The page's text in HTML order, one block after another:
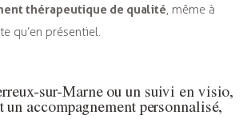
thérapeutique de qualité, même à
qu’en présentiel.
sur-Marne ou un suivi en visio,
accompagnement personnalisé,